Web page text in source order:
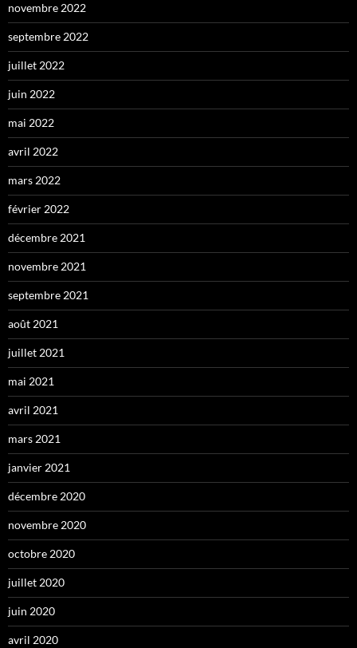
novembre 2022
septembre 2022
juillet 2022
juin 2022
mai 2022
avril 2022
mars 2022
février 2022
décembre 2021
novembre 2021
septembre 2021
août 2021
juillet 2021
mai 2021
avril 2021
mars 2021
janvier 2021
décembre 2020
novembre 2020
octobre 2020
juillet 2020
juin 2020
avril 2020